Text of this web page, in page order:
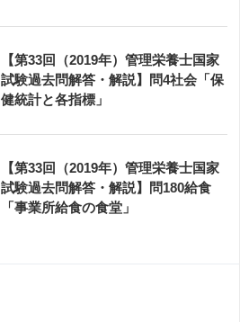
【第33回（2019年）管理栄養士国家
試験過去問解答・解説】問4社会「保
健統計と各指標」
【第33回（2019年）管理栄養士国家
試験過去問解答・解説】問180給食
「事業所給食の食堂」